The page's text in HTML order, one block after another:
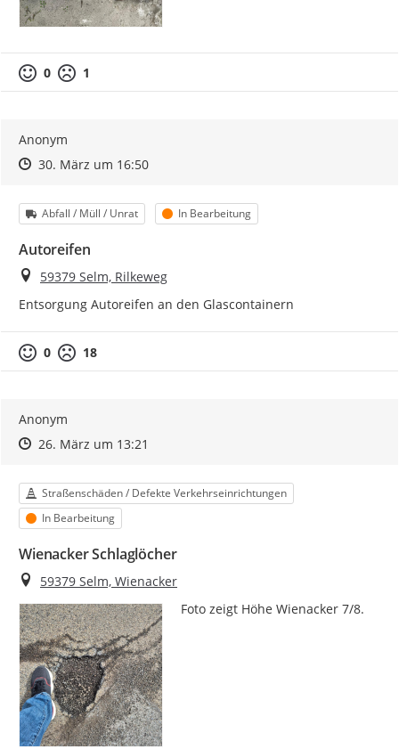
0 1
Anonym
Zeitpunkt des Erstellens
Zeitpunkt des Erstellens
30. März um 16:50Zur Äußerung
Kategorie
Abfall / Müll / Unrat Status
In Bearbeitung
Autoreifen
Ort
59379 Selm, Rilkeweg
Entsorgung Autoreifen an den Glascontainern
0 18
Anonym
Zeitpunkt des Erstellens
Zeitpunkt des Erstellens
26. März um 13:21
Kategorie
Straßenschäden / Defekte Verkehrseinrichtungen
Status
In Bearbeitung
Wienacker Schlaglöcher
Ort
59379 Selm, Wienacker
Foto zeigt Höhe Wienacker 7/8.